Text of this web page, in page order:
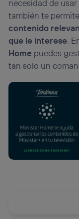
necesidad de
también te
contenido
que le interese.
Home puedes
tan solo un